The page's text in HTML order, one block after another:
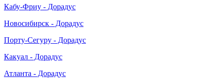
Кабу-Фриу - Дорадус
Новосибирск - Дорадус
Порту-Сегуру - Дорадус
Какуал - Дорадус
Атланта - Дорадус